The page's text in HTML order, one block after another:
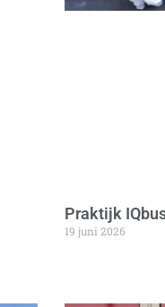
Praktijk
19 juni 2026